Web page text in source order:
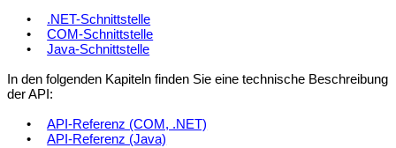
•
.NET-Schnittstelle
•
COM-Schnittstelle
•
Java-Schnittstelle
In den folgenden Kapiteln finden Sie eine technische Beschreibung
der API:
•
API-Referenz (COM, .NET)
•
API-Referenz (Java)